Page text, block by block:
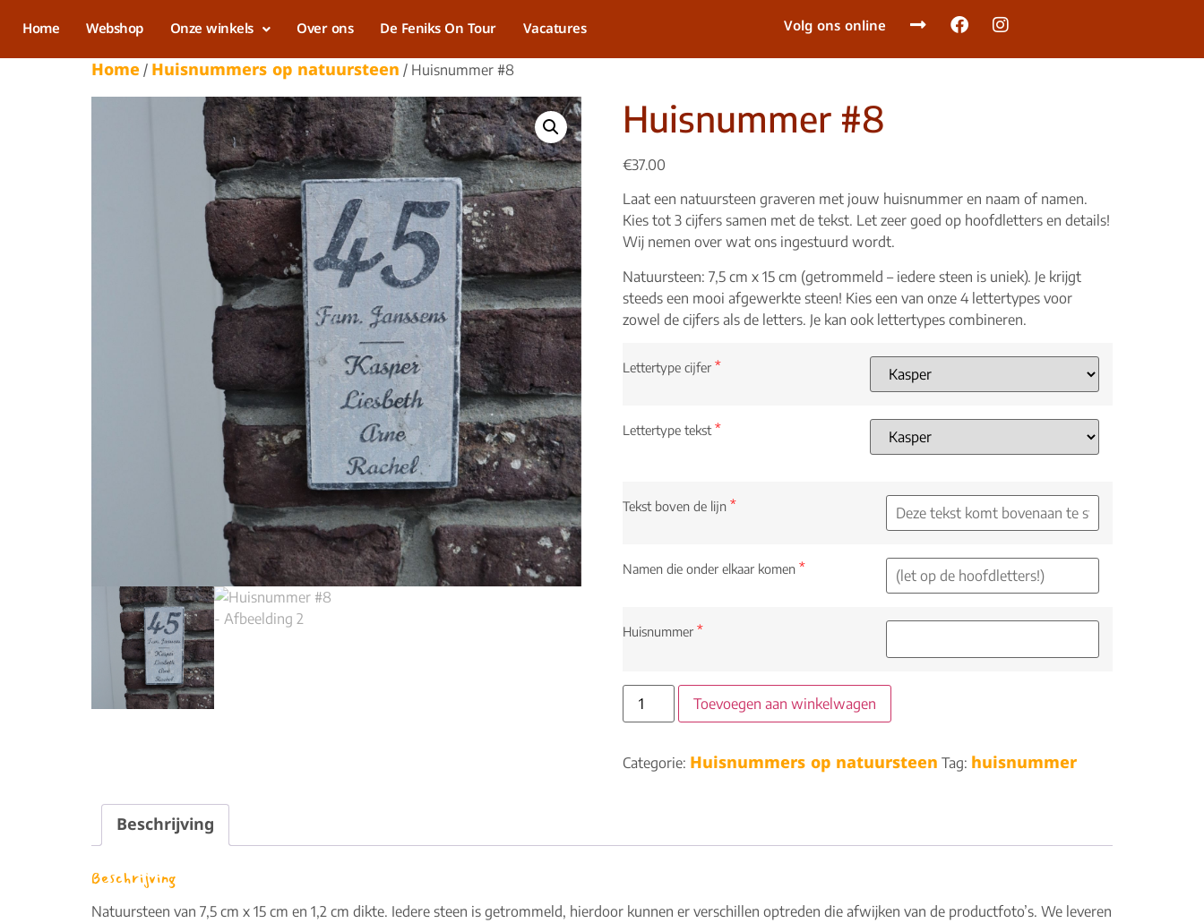
Home Webshop Onze winkels Over ons De Feniks On Tour Vacatures Volg ons online
Home / Huisnummers op natuursteen / Huisnummer #8
Huisnummer #8
€37.00
Laat een natuursteen graveren met jouw huisnummer en naam of namen.
Kies tot 3 cijfers samen met de tekst. Let zeer goed op hoofdletters en details!
Wij nemen over wat ons ingestuurd wordt.
Natuursteen: 7,5 cm x 15 cm (getrommeld – iedere steen is uniek). Je krijgt
steeds een mooi afgewerkte steen! Kies een van onze 4 lettertypes voor
zowel de cijfers als de letters. Je kan ook lettertypes combineren.
Lettertype cijfer *
Lettertype tekst *
Tekst boven de lijn *
Namen die onder elkaar komen *
Huisnummer *
Toevoegen aan winkelwagen
Categorie: Huisnummers op natuursteen Tag: huisnummer
Beschrijving
Beschrijving
Natuursteen van 7,5 cm x 15 cm en 1,2 cm dikte. Iedere steen is getrommeld, hierdoor kunnen er verschillen optreden die afwijken van de productfoto’s. We leveren